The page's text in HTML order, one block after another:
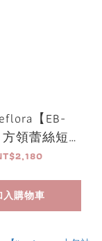
【EB-
領蕾絲短袖
可放胸墊
入購物車